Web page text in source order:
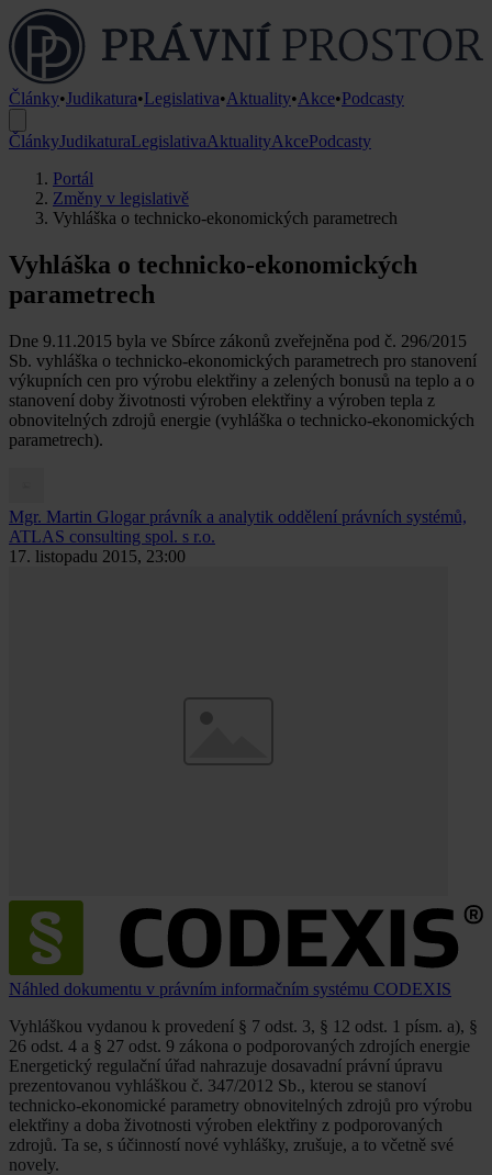
Články•Judikatura•Legislativa•Aktuality•Akce•Podcasty
ČlánkyJudikaturaLegislativaAktualityAkcePodcasty
Portál
Změny v legislativě
Vyhláška o technicko-ekonomických parametrech
Vyhláška o technicko-ekonomických
parametrech
Dne 9.11.2015 byla ve Sbírce zákonů zveřejněna pod č. 296/2015
Sb. vyhláška o technicko-ekonomických parametrech pro stanovení
výkupních cen pro výrobu elektřiny a zelených bonusů na teplo a o
stanovení doby životnosti výroben elektřiny a výroben tepla z
obnovitelných zdrojů energie (vyhláška o technicko-ekonomických
parametrech).
Mgr. Martin Glogar právník a analytik oddělení právních systémů,
ATLAS consulting spol. s r.o.
17. listopadu 2015, 23:00
Náhled dokumentu v právním informačním systému CODEXIS
Vyhláškou vydanou k provedení § 7 odst. 3, § 12 odst. 1 písm. a), §
26 odst. 4 a § 27 odst. 9 zákona o podporovaných zdrojích energie
Energetický regulační úřad nahrazuje dosavadní právní úpravu
prezentovanou vyhláškou č. 347/2012 Sb., kterou se stanoví
technicko-ekonomické parametry obnovitelných zdrojů pro výrobu
elektřiny a doba životnosti výroben elektřiny z podporovaných
zdrojů. Ta se, s účinností nové vyhlášky, zrušuje, a to včetně své
novely.